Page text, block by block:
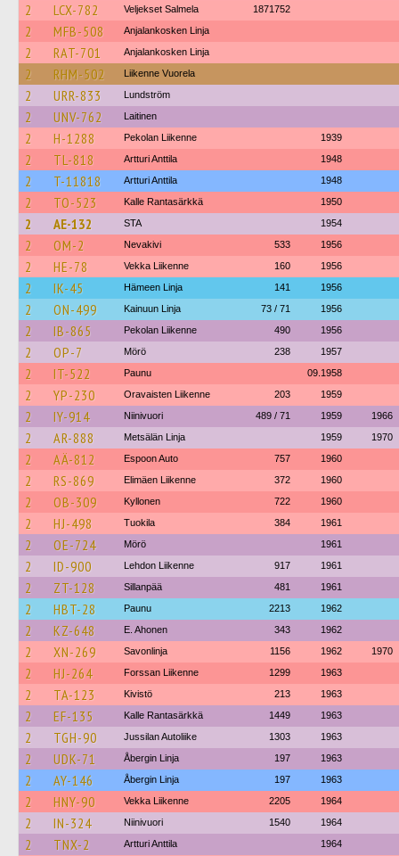
2 LCX-782 Veljekset Salmela 1871752
2 MFB-508 Anjalankosken Linja
2 RAT-701 Anjalankosken Linja
2 RHM-502 Liikenne Vuorela
2 URR-833 Lundström
2 UNV-762 Laitinen
2 H-1288 Pekolan Liikenne 1939
2 TL-818 Artturi Anttila 1948
2 T-11818 Artturi Anttila 1948
2 TO-523 Kalle Rantasärkkä 1950
2 AE-132 STA 1954
2 OM-2 Nevakivi 533 1956
2 HE-78 Vekka Liikenne 160 1956
2 IK-45 Hämeen Linja 141 1956
2 ON-499 Kainuun Linja 73 / 71 1956
2 IB-865 Pekolan Liikenne 490 1956
2 OP-7 Mörö 238 1957
2 IT-522 Paunu 09.1958
2 YP-230 Oravaisten Liikenne 203 1959
2 IY-914 Niinivuori 489 / 71 1959 1966
2 AR-888 Metsälän Linja 1959 1970
2 AÄ-812 Espoon Auto 757 1960
2 RS-869 Elimäen Liikenne 372 1960
2 OB-309 Kyllonen 722 1960
2 HJ-498 Tuokila 384 1961
2 OE-724 Mörö 1961
2 ID-900 Lehdon Liikenne 917 1961
2 ZT-128 Sillanpää 481 1961
2 HBT-28 Paunu 2213 1962
2 KZ-648 E. Ahonen 343 1962
2 XN-269 Savonlinja 1156 1962 1970
2 HJ-264 Forssan Liikenne 1299 1963
2 TA-123 Kivistö 213 1963
2 EF-135 Kalle Rantasärkkä 1449 1963
2 TGH-90 Jussilan Autoliike 1303 1963
2 UDK-71 Åbergin Linja 197 1963
2 AY-146 Åbergin Linja 197 1963
2 HNY-90 Vekka Liikenne 2205 1964
2 IN-324 Niinivuori 1540 1964
2 TNX-2 Artturi Anttila 1964